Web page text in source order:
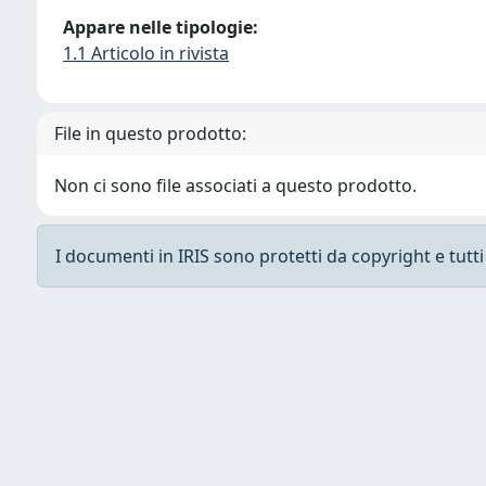
Appare nelle tipologie:
1.1 Articolo in rivista
File in questo prodotto:
Non ci sono file associati a questo prodotto.
I documenti in IRIS sono protetti da copyright e